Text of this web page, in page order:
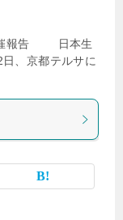
催報告 日本生
、京都テルサに